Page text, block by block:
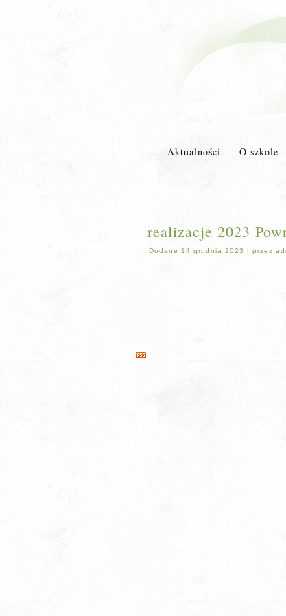
Aktualności O szkole
realizacje 2023
Dodane 14 grudnia 2023 | przez